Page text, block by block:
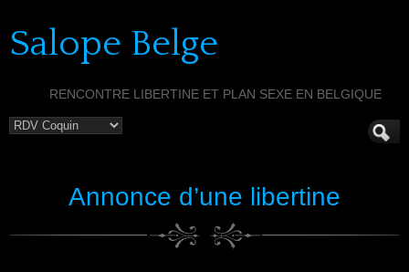
Salope Belge
RENCONTRE LIBERTINE ET PLAN SEXE EN BELGIQUE
Annonce d’une libertine